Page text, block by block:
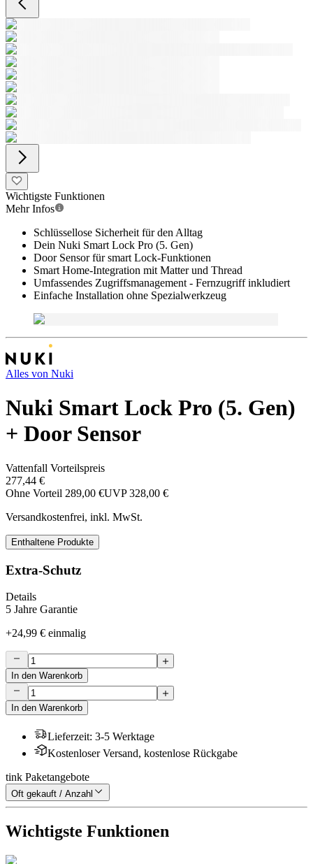
Wichtigste Funktionen
Mehr Infos
Schlüssellose Sicherheit für den Alltag
Dein Nuki Smart Lock Pro (5. Gen)
Door Sensor für smart Lock-Funktionen
Smart Home-Integration mit Matter und Thread
Umfassendes Zugriffsmanagement - Fernzugriff inkludiert
Einfache Installation ohne Spezialwerkzeug
Alles von Nuki
Nuki Smart Lock Pro (5. Gen)
+ Door Sensor
Vattenfall Vorteilspreis
277,44 €
Ohne Vorteil 289,00 €UVP 328,00 €
Versandkostenfrei, inkl. MwSt.
Enthaltene Produkte
Extra-Schutz
Details
5 Jahre Garantie
+24,99 € einmalig
In den Warenkorb
In den Warenkorb
Lieferzeit: 3-5 Werktage
Kostenloser Versand, kostenlose Rückgabe
tink Paketangebote
Oft gekauft / Anzahl
Wichtigste Funktionen